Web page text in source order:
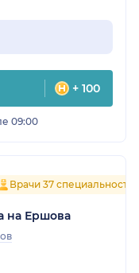
+ 100
09:00
Врачи 37
на Ершова